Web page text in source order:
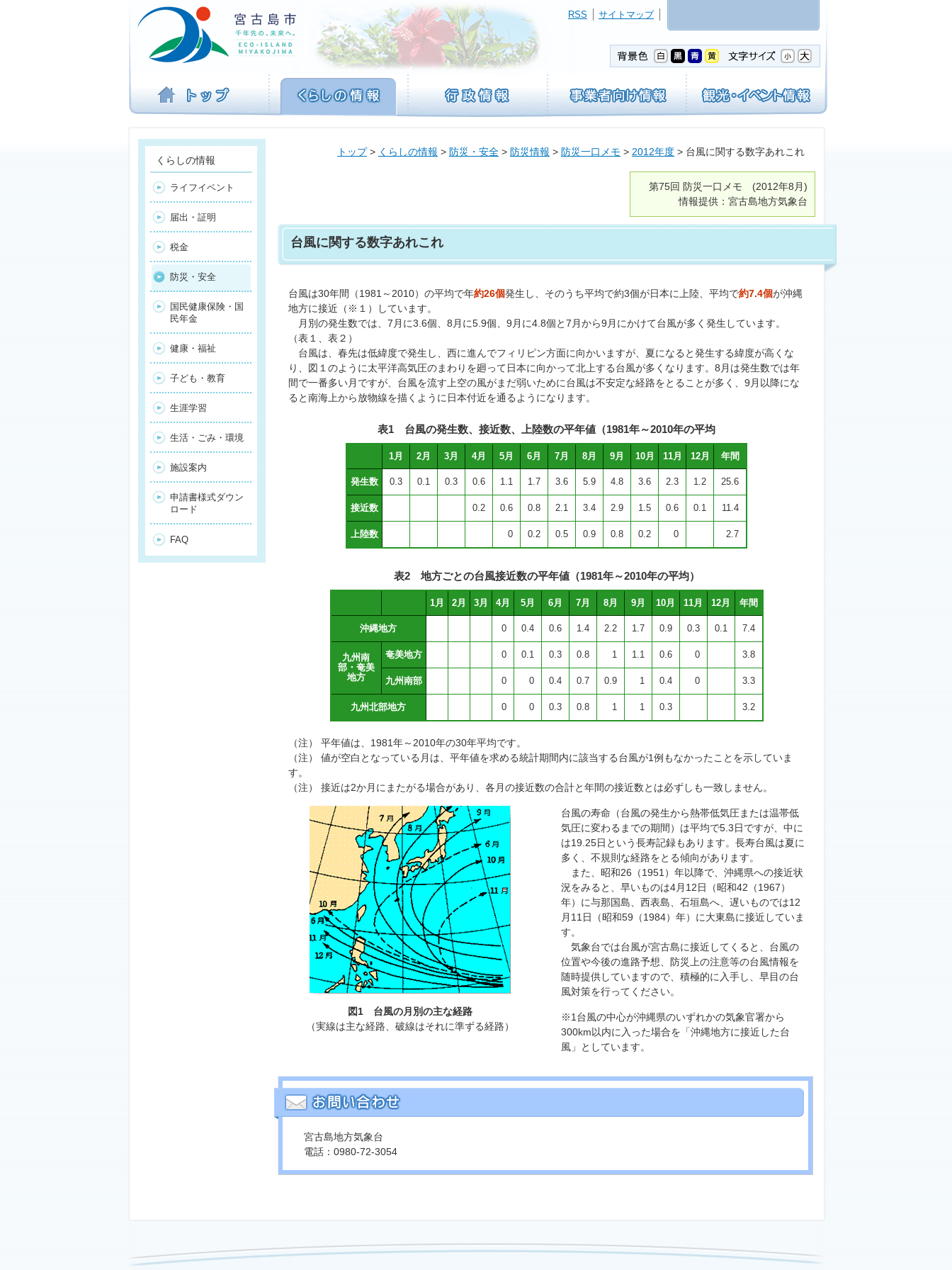
ビ
を
ば
す
サイトマップ
RSS
トップ> くらしの情報 > 防災・安全 > 防災情報 > 防災一口メモ > 2012年度 > 台風に関する数字あれこれ
第75回 防災一口メモ (2012年8月)
情報提供：宮古島地方気象台
台風に関する数字あれこれ
台風は30年間（1981～2010）の平均で年約26個発生し、そのうち平均で約3個が日本に上陸、平均で約7.4個が沖縄
地方に接近（※１）しています。
月別の発生数では、7月に3.6個、8月に5.9個、9月に4.8個と7月から9月にかけて台風が多く発生しています。
（表１、表２）
台風は、春先は低緯度で発生し、西に進んでフィリピン方面に向かいますが、夏になると発生する緯度が高くな
り、図１のように太平洋高気圧のまわりを廻って日本に向かって北上する台風が多くなります。8月は発生数では年
間で一番多い月ですが、台風を流す上空の風がまだ弱いために台風は不安定な経路をとることが多く、9月以降にな
ると南海上から放物線を描くように日本付近を通るようになります。
表1 台風の発生数、接近数、上陸数の平年値（1981年～2010年の平均
1月 2月 3月 4月 5月 6月 7月 8月 9月 10月 11月 12月 年間
発生数 0.3 0.1 0.3 0.6 1.1 1.7 3.6 5.9 4.8 3.6 2.3 1.2 25.6
接近数 0.2 0.6 0.8 2.1 3.4 2.9 1.5 0.6 0.1 11.4
上陸数 0 0.2 0.5 0.9 0.8 0.2 0 2.7
表2 地方ごとの台風接近数の平年値（1981年～2010年の平均）
1月 2月 3月 4月 5月 6月 7月 8月 9月 10月 11月 12月 年間
沖縄地方 0 0.4 0.6 1.4 2.2 1.7 0.9 0.3 0.1 7.4
九州南
部・奄美
地方
奄美地方 0 0.1 0.3 0.8 1 1.1 0.6 0 3.8
九州南部 0 0 0.4 0.7 0.9 1 0.4 0 3.3
九州北部地方 0 0 0.3 0.8 1 1 0.3 3.2
（注） 平年値は、1981年～2010年の30年平均です。
（注） 値が空白となっている月は、平年値を求める統計期間内に該当する台風が1例もなかったことを示していま
す。
（注） 接近は2か月にまたがる場合があり、各月の接近数の合計と年間の接近数とは必ずしも一致しません。
図1 台風の月別の主な経路
（実線は主な経路、破線はそれに準ずる経路）
台風の寿命（台風の発生から熱帯低気圧または温帯低
気圧に変わるまでの期間）は平均で5.3日ですが、中に
は19.25日という長寿記録もあります。長寿台風は夏に
多く、不規則な経路をとる傾向があります。
また、昭和26（1951）年以降で、沖縄県への接近状
況をみると、早いものは4月12日（昭和42（1967）
年）に与那国島、西表島、石垣島へ、遅いものでは12
月11日（昭和59（1984）年）に大東島に接近していま
す。
気象台では台風が宮古島に接近してくると、台風の
位置や今後の進路予想、防災上の注意等の台風情報を
随時提供していますので、積極的に入手し、早目の台
風対策を行ってください。
※1台風の中心が沖縄県のいずれかの気象官署から
300km以内に入った場合を「沖縄地方に接近した台
風」としています。
宮古島地方気象台
電話：0980-72-3054
くらしの情報
ライフイベント
届出・証明
税金
防災・安全
国民健康保険・国
民年金
健康・福祉
子ども・教育
生涯学習
生活・ごみ・環境
施設案内
申請書様式ダウン
ロード
FAQ